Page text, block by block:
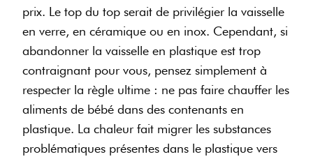
prix. Le top du top serait de privilégier la vaisselle
en verre, en céramique ou en inox. Cependant, si
abandonner la vaisselle en plastique est trop
contraignant pour vous, pensez simplement à
respecter la règle ultime : ne pas faire chauffer les
aliments de bébé dans des contenants en
plastique. La chaleur fait migrer les substances
problématiques présentes dans le plastique vers